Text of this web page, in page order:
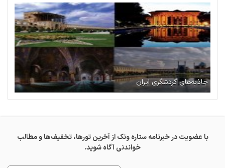
جاذبه‌های گردشگری ایران
با عضویت در خبرنامه ستاره ونک از آخرین تورها، تخفیف‌ها و مطالب
خواندنی آگاه شوید.